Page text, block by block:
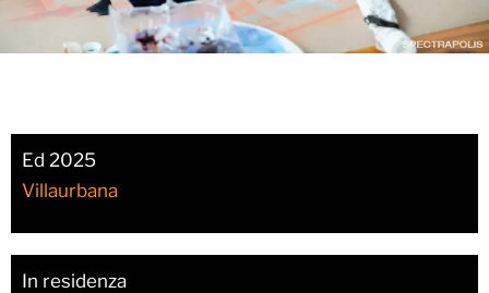
Ed 2025
Villaurbana
In residenza